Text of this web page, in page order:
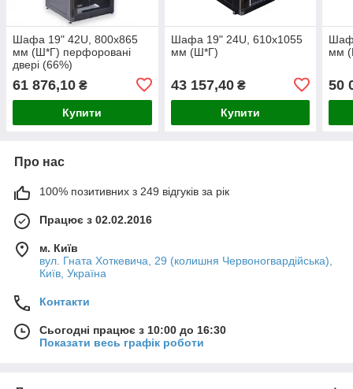
Шафа 19" 42U, 800х865
мм (Ш*Г) перфоровані
двері (66%)
61 876,10 ₴
Купити
Шафа 19" 24U, 610х1055
мм (Ш*Г)
43 157,40₴
Купити
мм
50
Про нас
100% позитивних з 249 відгуків за рік
Працює з 02.02.2016
м. Київ
вул. Гната Хоткевича, 29 (колишня Червоногвардійська),
Київ, Україна
Контакти
Сьогодні працює з 10:00 до 16:30
Показати весь графік роботи